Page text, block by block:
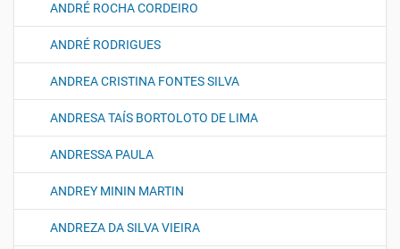
ANDRÉ ROCHA CORDEIRO
ANDRÉ RODRIGUES
ANDREA CRISTINA FONTES SILVA
ANDRESA TAÍS BORTOLOTO DE LIMA
ANDRESSA PAULA
ANDREY MININ MARTIN
ANDREZA DA SILVA VIEIRA